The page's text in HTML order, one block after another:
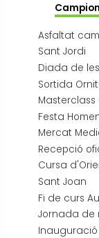
Asfaltat
Sant Jordi
Diada de
Sortida
Festa
Mercat
Recepció
Cursa
Sant Joan
Fi de curs
Jornada de
Inauguració